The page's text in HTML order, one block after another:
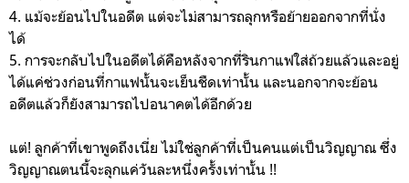
4. แม้จะย้อนไปในอดีต แต่จะไม่สามารถลุกหรือย้ายออกจากที่นั่ง
ได้
5. การจะกลับไปในอดีตได้คือหลังจากที่รินกาแฟใส่ถ้วยแล้วและอยู่
ได้แค่ช่วงก่อนที่กาแฟนั้นจะเย็นชืดเท่านั้น และนอกจากจะย้อน
อดีตแล้วก็ยังสามารถไปอนาคตได้อีกด้วย
แต่! ลูกค้าที่เขาพูดถึงเนี่ย ไม่ใช่ลูกค้าที่เป็นคนแต่เป็นวิญญาณ ซึ่ง
วิญญาณตนนี้จะลุกแค่วันละหนึ่งครั้งเท่านั้น !!